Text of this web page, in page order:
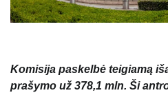
Komisija paskelbė teigiamą
prašymo už 378,1 mln. Ši